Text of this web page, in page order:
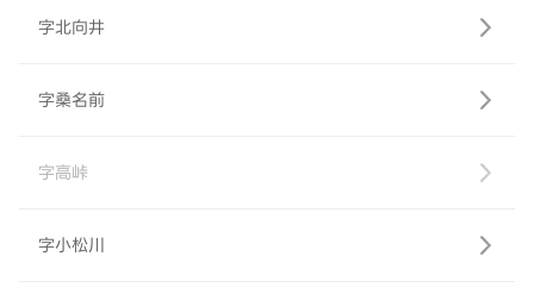
字北向井
字桑名前
字高峠
字小松川